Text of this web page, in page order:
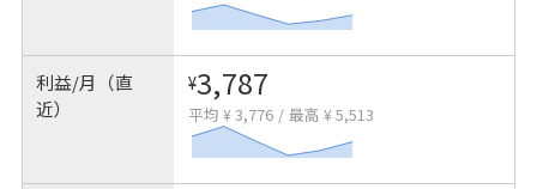
利益/月（直
近）
¥3,787
平均 ¥ 3,776 / 最高 ¥ 5,513